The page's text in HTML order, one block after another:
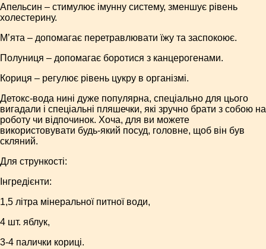
Апельсин – стимулює імунну систему, зменшує рівень
холестерину.
М’ята – допомагає перетравлювати їжу та заспокоює.
Полуниця – допомагає боротися з канцерогенами.
Кориця – регулює рівень цукру в організмі.
Детокс-вода нині дуже популярна, спеціально для цього
вигадали і спеціальні пляшечки, які зручно брати з собою на
роботу чи відпочинок. Хоча, для ви можете
використовувати будь-який посуд, головне, щоб він був
скляний.
Для стрункості:
Інгредієнти:
1,5 літра мінеральної питної води,
4 шт. яблук,
3-4 палички кориці.